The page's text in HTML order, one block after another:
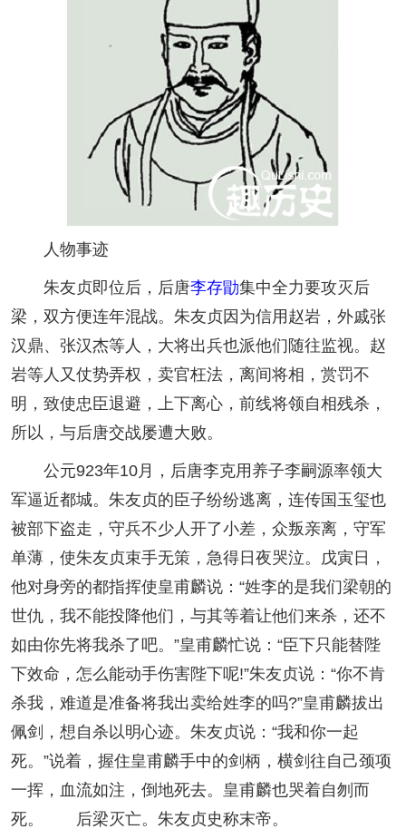
人物事迹
朱友贞即位后，后唐李存勖集中全力要攻灭后
梁，双方便连年混战。朱友贞因为信用赵岩，外戚张
汉鼎、张汉杰等人，大将出兵也派他们随往监视。赵
岩等人又仗势弄权，卖官枉法，离间将相，赏罚不
明，致使忠臣退避，上下离心，前线将领自相残杀，
所以，与后唐交战屡遭大败。
公元923年10月，后唐李克用养子李嗣源率领大
军逼近都城。朱友贞的臣子纷纷逃离，连传国玉玺也
被部下盗走，守兵不少人开了小差，众叛亲离，守军
单薄，使朱友贞束手无策，急得日夜哭泣。戊寅日，
他对身旁的都指挥使皇甫麟说：“姓李的是我们梁朝的
世仇，我不能投降他们，与其等着让他们来杀，还不
如由你先将我杀了吧。”皇甫麟忙说：“臣下只能替陛
下效命，怎么能动手伤害陛下呢!”朱友贞说：“你不肯
杀我，难道是准备将我出卖给姓李的吗?”皇甫麟拔出
佩剑，想自杀以明心迹。朱友贞说：“我和你一起
死。”说着，握住皇甫麟手中的剑柄，横剑往自己颈项
一挥，血流如注，倒地死去。皇甫麟也哭着自刎而
死。 后梁灭亡。朱友贞史称末帝。